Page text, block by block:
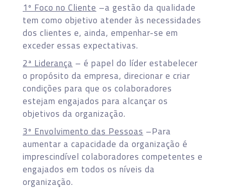
1º Foco no Cliente –a gestão da qualidade
tem como objetivo atender às necessidades
dos clientes e, ainda, empenhar-se em
exceder essas expectativas.
2ª Liderança – é papel do líder estabelecer
o propósito da empresa, direcionar e criar
condições para que os colaboradores
estejam engajados para alcançar os
objetivos da organização.
3º Envolvimento das Pessoas –Para
aumentar a capacidade da organização é
imprescindível colaboradores competentes e
engajados em todos os níveis da
organização.